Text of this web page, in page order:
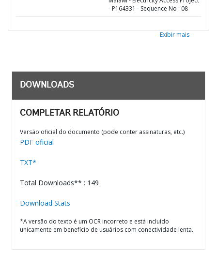
- P164331 - Sequence No : 08
Exibir mais
DOWNLOADS
COMPLETAR RELATÓRIO
Versão oficial do documento (pode conter assinaturas, etc.)
PDF oficial
TXT*
Total Downloads** : 149
Download Stats
*A versão do texto é um OCR incorreto e está incluído
unicamente em benefício de usuários com conectividade lenta.